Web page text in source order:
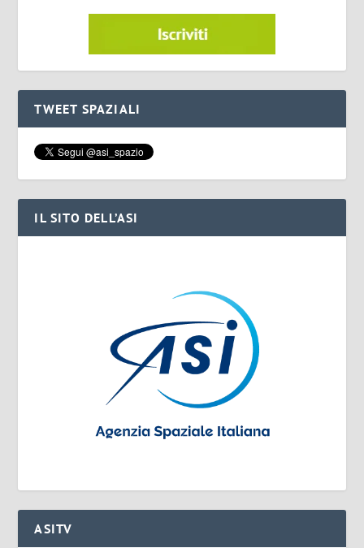
TWEET SPAZIALI
IL SITO DELL’ASI
ASITV